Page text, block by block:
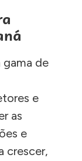
gama de
e
as
e
crescer,